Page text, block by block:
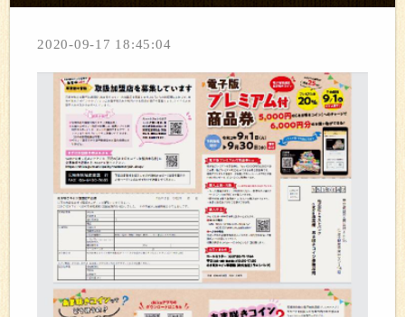
2020-09-17 18:45:04